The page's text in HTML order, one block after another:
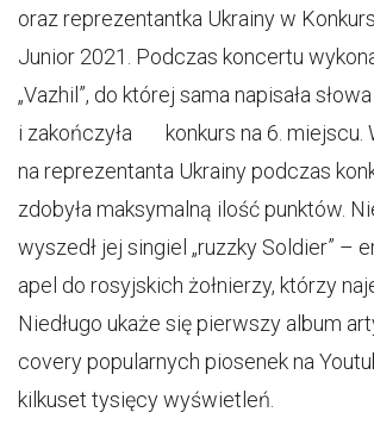
oraz reprezentantka Ukrainy w
Junior 2021. Podczas koncertu
„Vazhil”, do której sama napisała
i zakończyła konkurs na 6. miejscu.
na reprezentanta Ukrainy podczas
zdobyła maksymalną ilość punktów.
wyszedł jej singiel „ruzzky Soldier” –
apel do rosyjskich żołnierzy, którzy
Niedługo ukaże się pierwszy album
covery popularnych piosenek na
kilkuset tysięcy wyświetleń.